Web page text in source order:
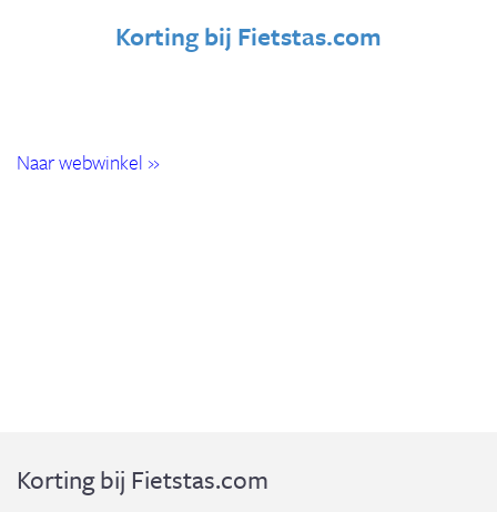
Korting bij Fietstas.com
Naar webwinkel »
Korting bij Fietstas.com